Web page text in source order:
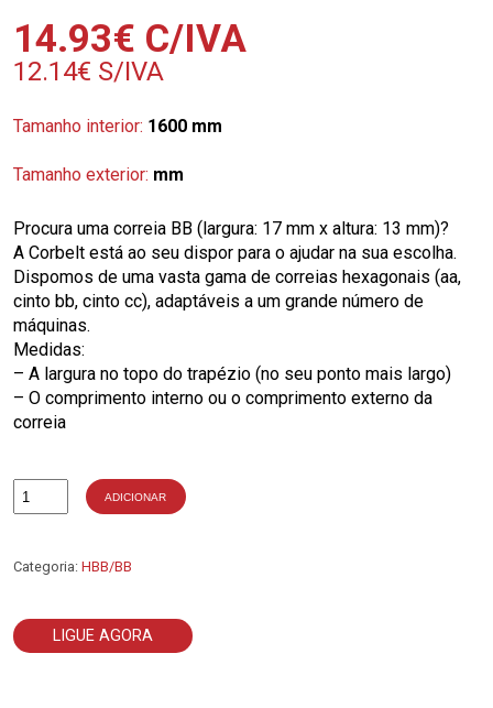
14.93€ C/IVA
12.14€ S/IVA
Tamanho interior: 1600 mm
Tamanho exterior: mm
Procura uma correia BB (largura: 17 mm x altura: 13 mm)?
A Corbelt está ao seu dispor para o ajudar na sua escolha.
Dispomos de uma vasta gama de correias hexagonais (aa,
cinto bb, cinto cc), adaptáveis a um grande número de
máquinas.
Medidas:
– A largura no topo do trapézio (no seu ponto mais largo)
– O comprimento interno ou o comprimento externo da
correia
Quantidade
ADICIONAR
Categoria: HBB/BB
LIGUE AGORA